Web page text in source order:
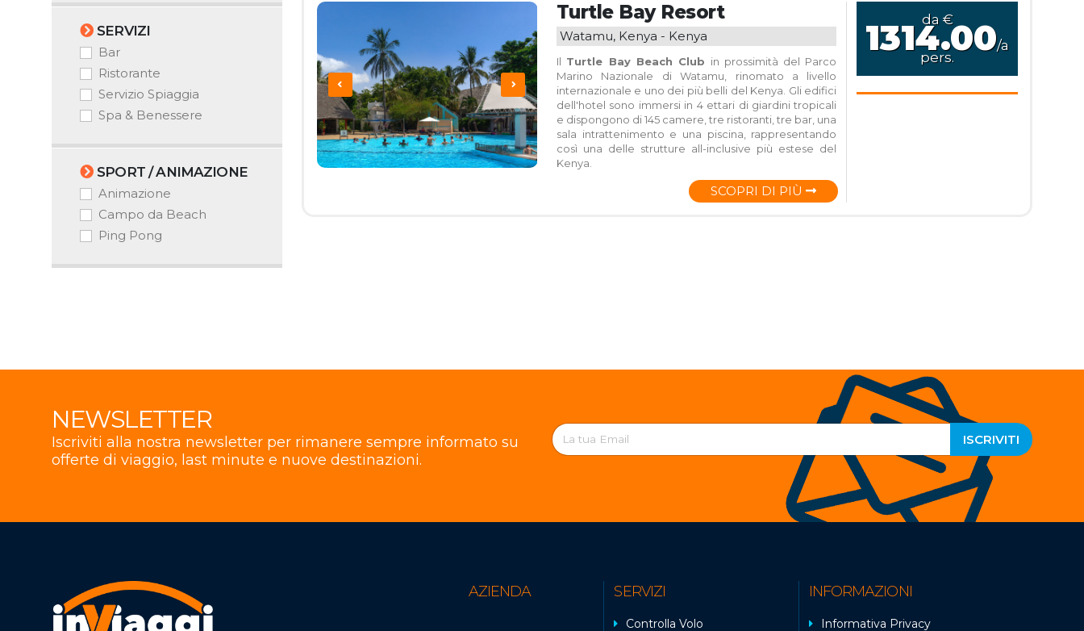
SERVIZI
Bar
Ristorante
Servizio Spiaggia
Spa & Benessere
SPORT / ANIMAZIONE
Animazione
Campo da Beach
Ping Pong
Turtle Bay Resort
Watamu, Kenya - Kenya
Il Turtle Bay Beach Club in prossimità del Parco
Marino Nazionale di Watamu, rinomato a livello
internazionale e uno dei più belli del Kenya. Gli edifici
dell'hotel sono immersi in 4 ettari di giardini tropicali
e dispongono di 145 camere, tre ristoranti, tre bar, una
sala intrattenimento e una piscina, rappresentando
così una delle strutture all-inclusive più estese del
Kenya.
SCOPRI DI PIÙ
da €
1314.00/a
pers.
NEWSLETTER
Iscriviti alla nostra newsletter per rimanere sempre informato su
offerte di viaggio, last minute e nuove destinazioni.
ISCRIVITI
AZIENDA SERVIZI
Controlla Volo
INFORMAZIONI
Informativa Privacy